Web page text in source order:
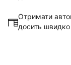
Отримати
досить швидко